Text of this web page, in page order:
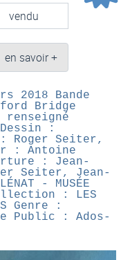
vendu
en savoir +
2018 Bande
Bridge
Dessin :
Roger Seiter,
: Antoine
: Jean-
Seiter, Jean-
- MUSÉE
: LES
Genre :
Public : Ados-